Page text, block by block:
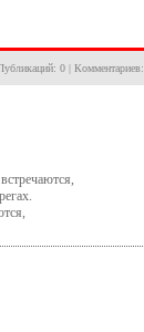
0 |